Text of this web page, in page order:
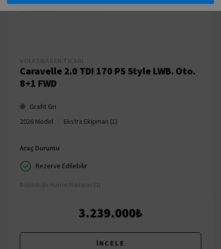
Caravelle 2.0 TDI 170 PS Style LWB. Oto.
8+1 FWD
Grafit Gri
2026 Model
Ekstra Ekipman (1)
Araç Durumu
Rezerve Edilebilir
Bulunduğu Hizmet Noktaları (1)
3.239.000₺
İNCELE